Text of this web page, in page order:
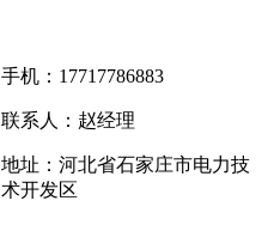
手机：17717786883
联系人：赵经理
地址：河北省石家庄市电力技
术开发区